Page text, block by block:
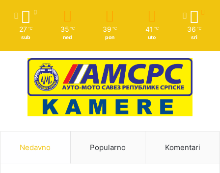
27 ℃
sub
35 ℃
ned
39 ℃
pon
41 ℃
uto
36 ℃
sri
Nedavno Popularno Komentari